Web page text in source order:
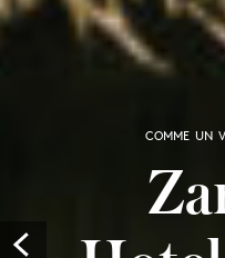
COMME UN